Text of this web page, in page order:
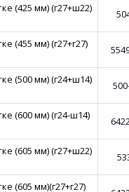
(425 мм) (г27+ш22)
(455 мм) (г27+г27)
(500 мм) (г24+ш14)
(600 мм) (г24-ш14)
(605 мм) (г27+ш22)
(605 мм)(г27+г27)